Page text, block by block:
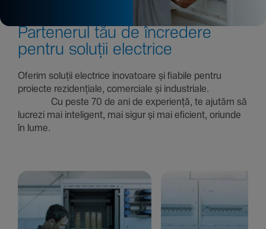
Parte­nerul tău de încre­dere
pentru soluții electrice
Oferim soluții electrice inova­toare și fiabile pentru
proiecte rezi­den­țiale, comer­ciale și indus­triale.
Cu peste 70 de ani de expe­riență, te ajutăm să
lucrezi mai inte­li­gent, mai sigur și mai eficient, oriunde
în lume.